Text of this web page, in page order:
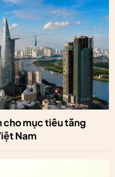
cho mục tiêu tăng
Nam